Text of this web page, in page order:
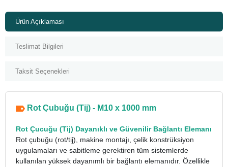
Ürün Açıklaması
Teslimat Bilgileri
Taksit Seçenekleri
Rot Çubuğu (Tij) - M10 x 1000 mm
Rot Çucuğu (Tij) Dayanıklı ve Güvenilir Bağlantı Elemanı
Rot çubuğu (rot/tij), makine montajı, çelik konstrüksiyon
uygulamaları ve sabitleme gerektiren tüm sistemlerde
kullanılan yüksek dayanımlı bir bağlantı elemanıdır. Özellikle